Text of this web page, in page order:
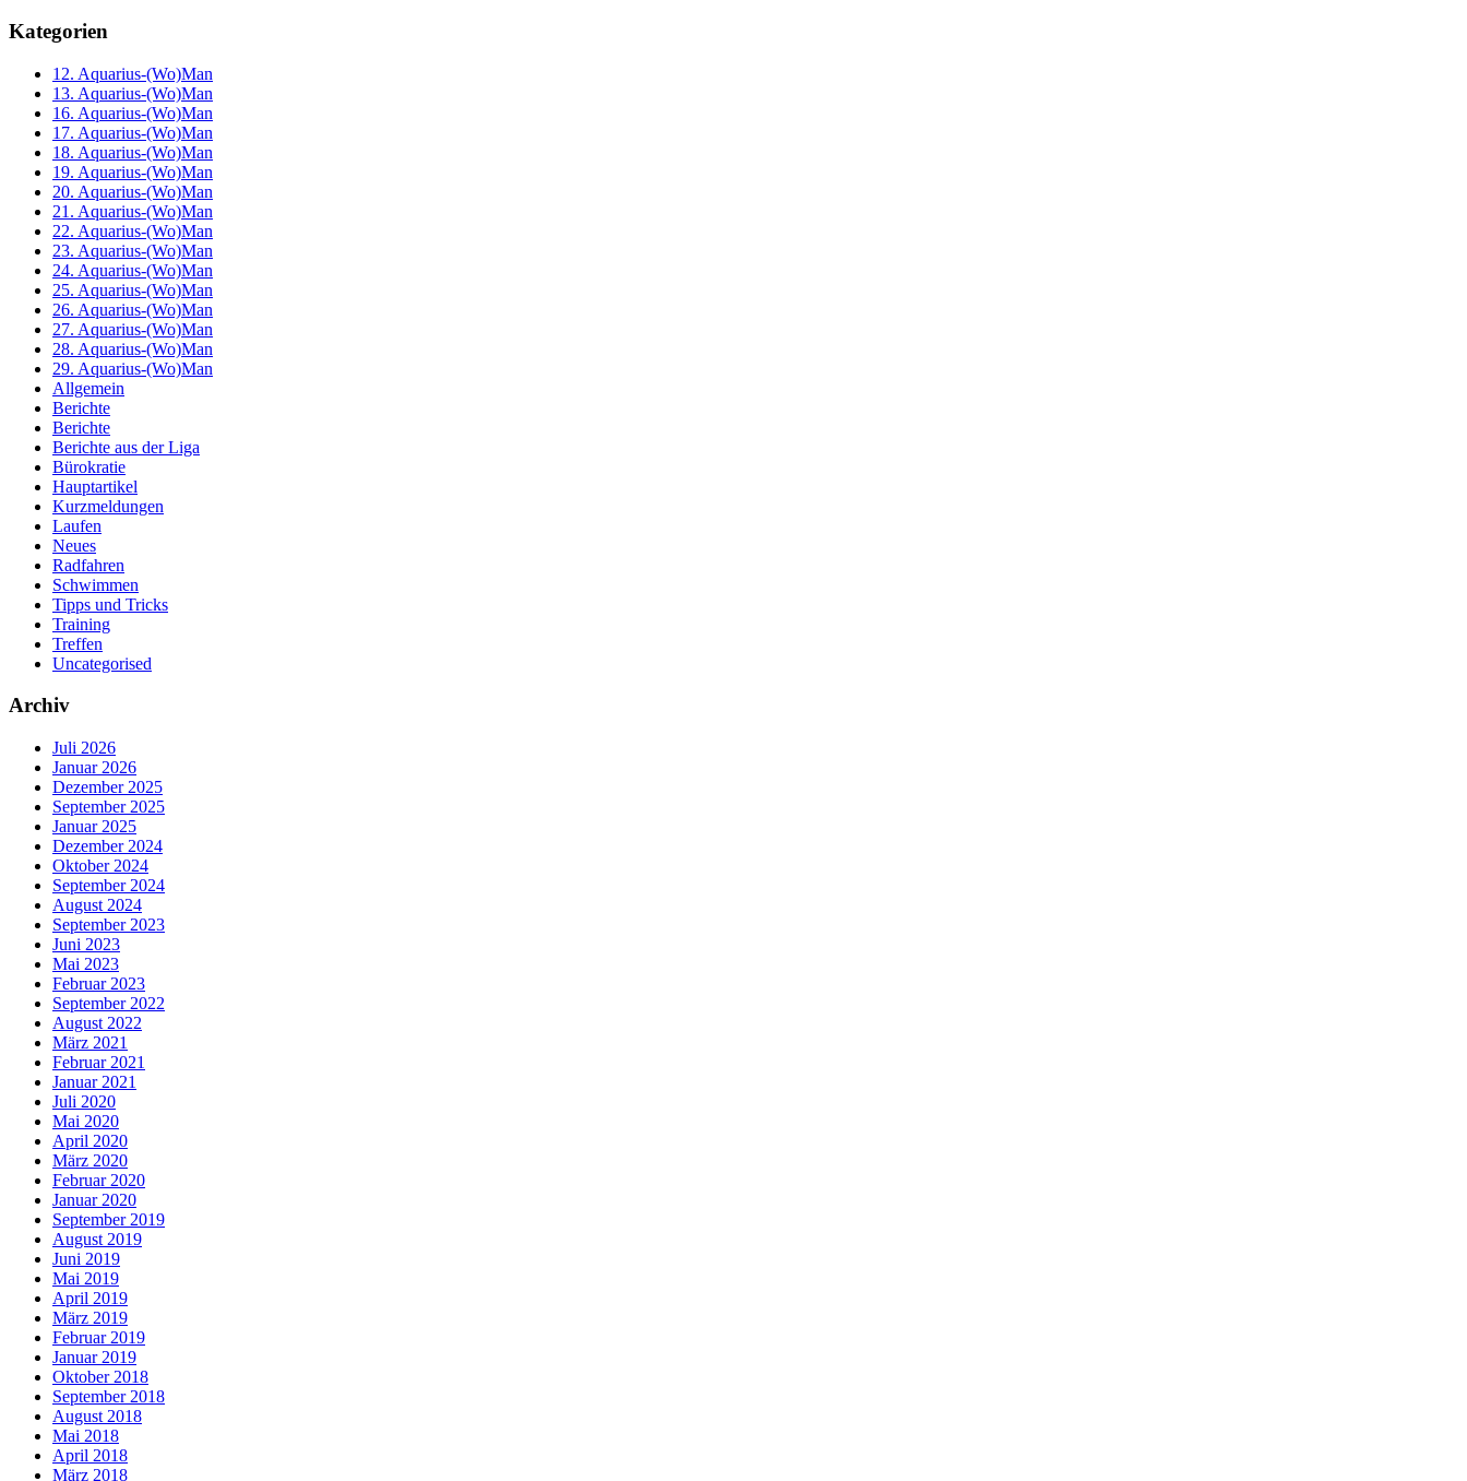
Kategorien
12. Aquarius-(Wo)Man
13. Aquarius-(Wo)Man
16. Aquarius-(Wo)Man
17. Aquarius-(Wo)Man
18. Aquarius-(Wo)Man
19. Aquarius-(Wo)Man
20. Aquarius-(Wo)Man
21. Aquarius-(Wo)Man
22. Aquarius-(Wo)Man
23. Aquarius-(Wo)Man
24. Aquarius-(Wo)Man
25. Aquarius-(Wo)Man
26. Aquarius-(Wo)Man
27. Aquarius-(Wo)Man
28. Aquarius-(Wo)Man
29. Aquarius-(Wo)Man
Allgemein
Berichte
Berichte
Berichte aus der Liga
Bürokratie
Hauptartikel
Kurzmeldungen
Laufen
Neues
Radfahren
Schwimmen
Tipps und Tricks
Training
Treffen
Uncategorised
Archiv
Juli 2026
Januar 2026
Dezember 2025
September 2025
Januar 2025
Dezember 2024
Oktober 2024
September 2024
August 2024
September 2023
Juni 2023
Mai 2023
Februar 2023
September 2022
August 2022
März 2021
Februar 2021
Januar 2021
Juli 2020
Mai 2020
April 2020
März 2020
Februar 2020
Januar 2020
September 2019
August 2019
Juni 2019
Mai 2019
April 2019
März 2019
Februar 2019
Januar 2019
Oktober 2018
September 2018
August 2018
Mai 2018
April 2018
März 2018